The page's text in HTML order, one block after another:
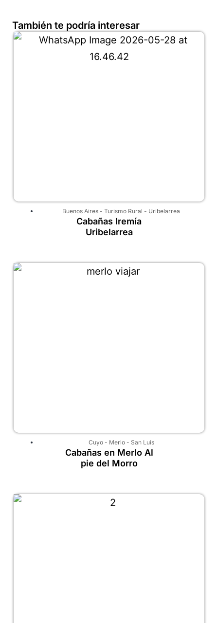
También te podría interesar
Buenos Aires - Turismo Rural - Uribelarrea
Cabañas Iremía
Uribelarrea
Cuyo- Merlo- San Luis
Cabañas en Merlo Al
pie del Morro